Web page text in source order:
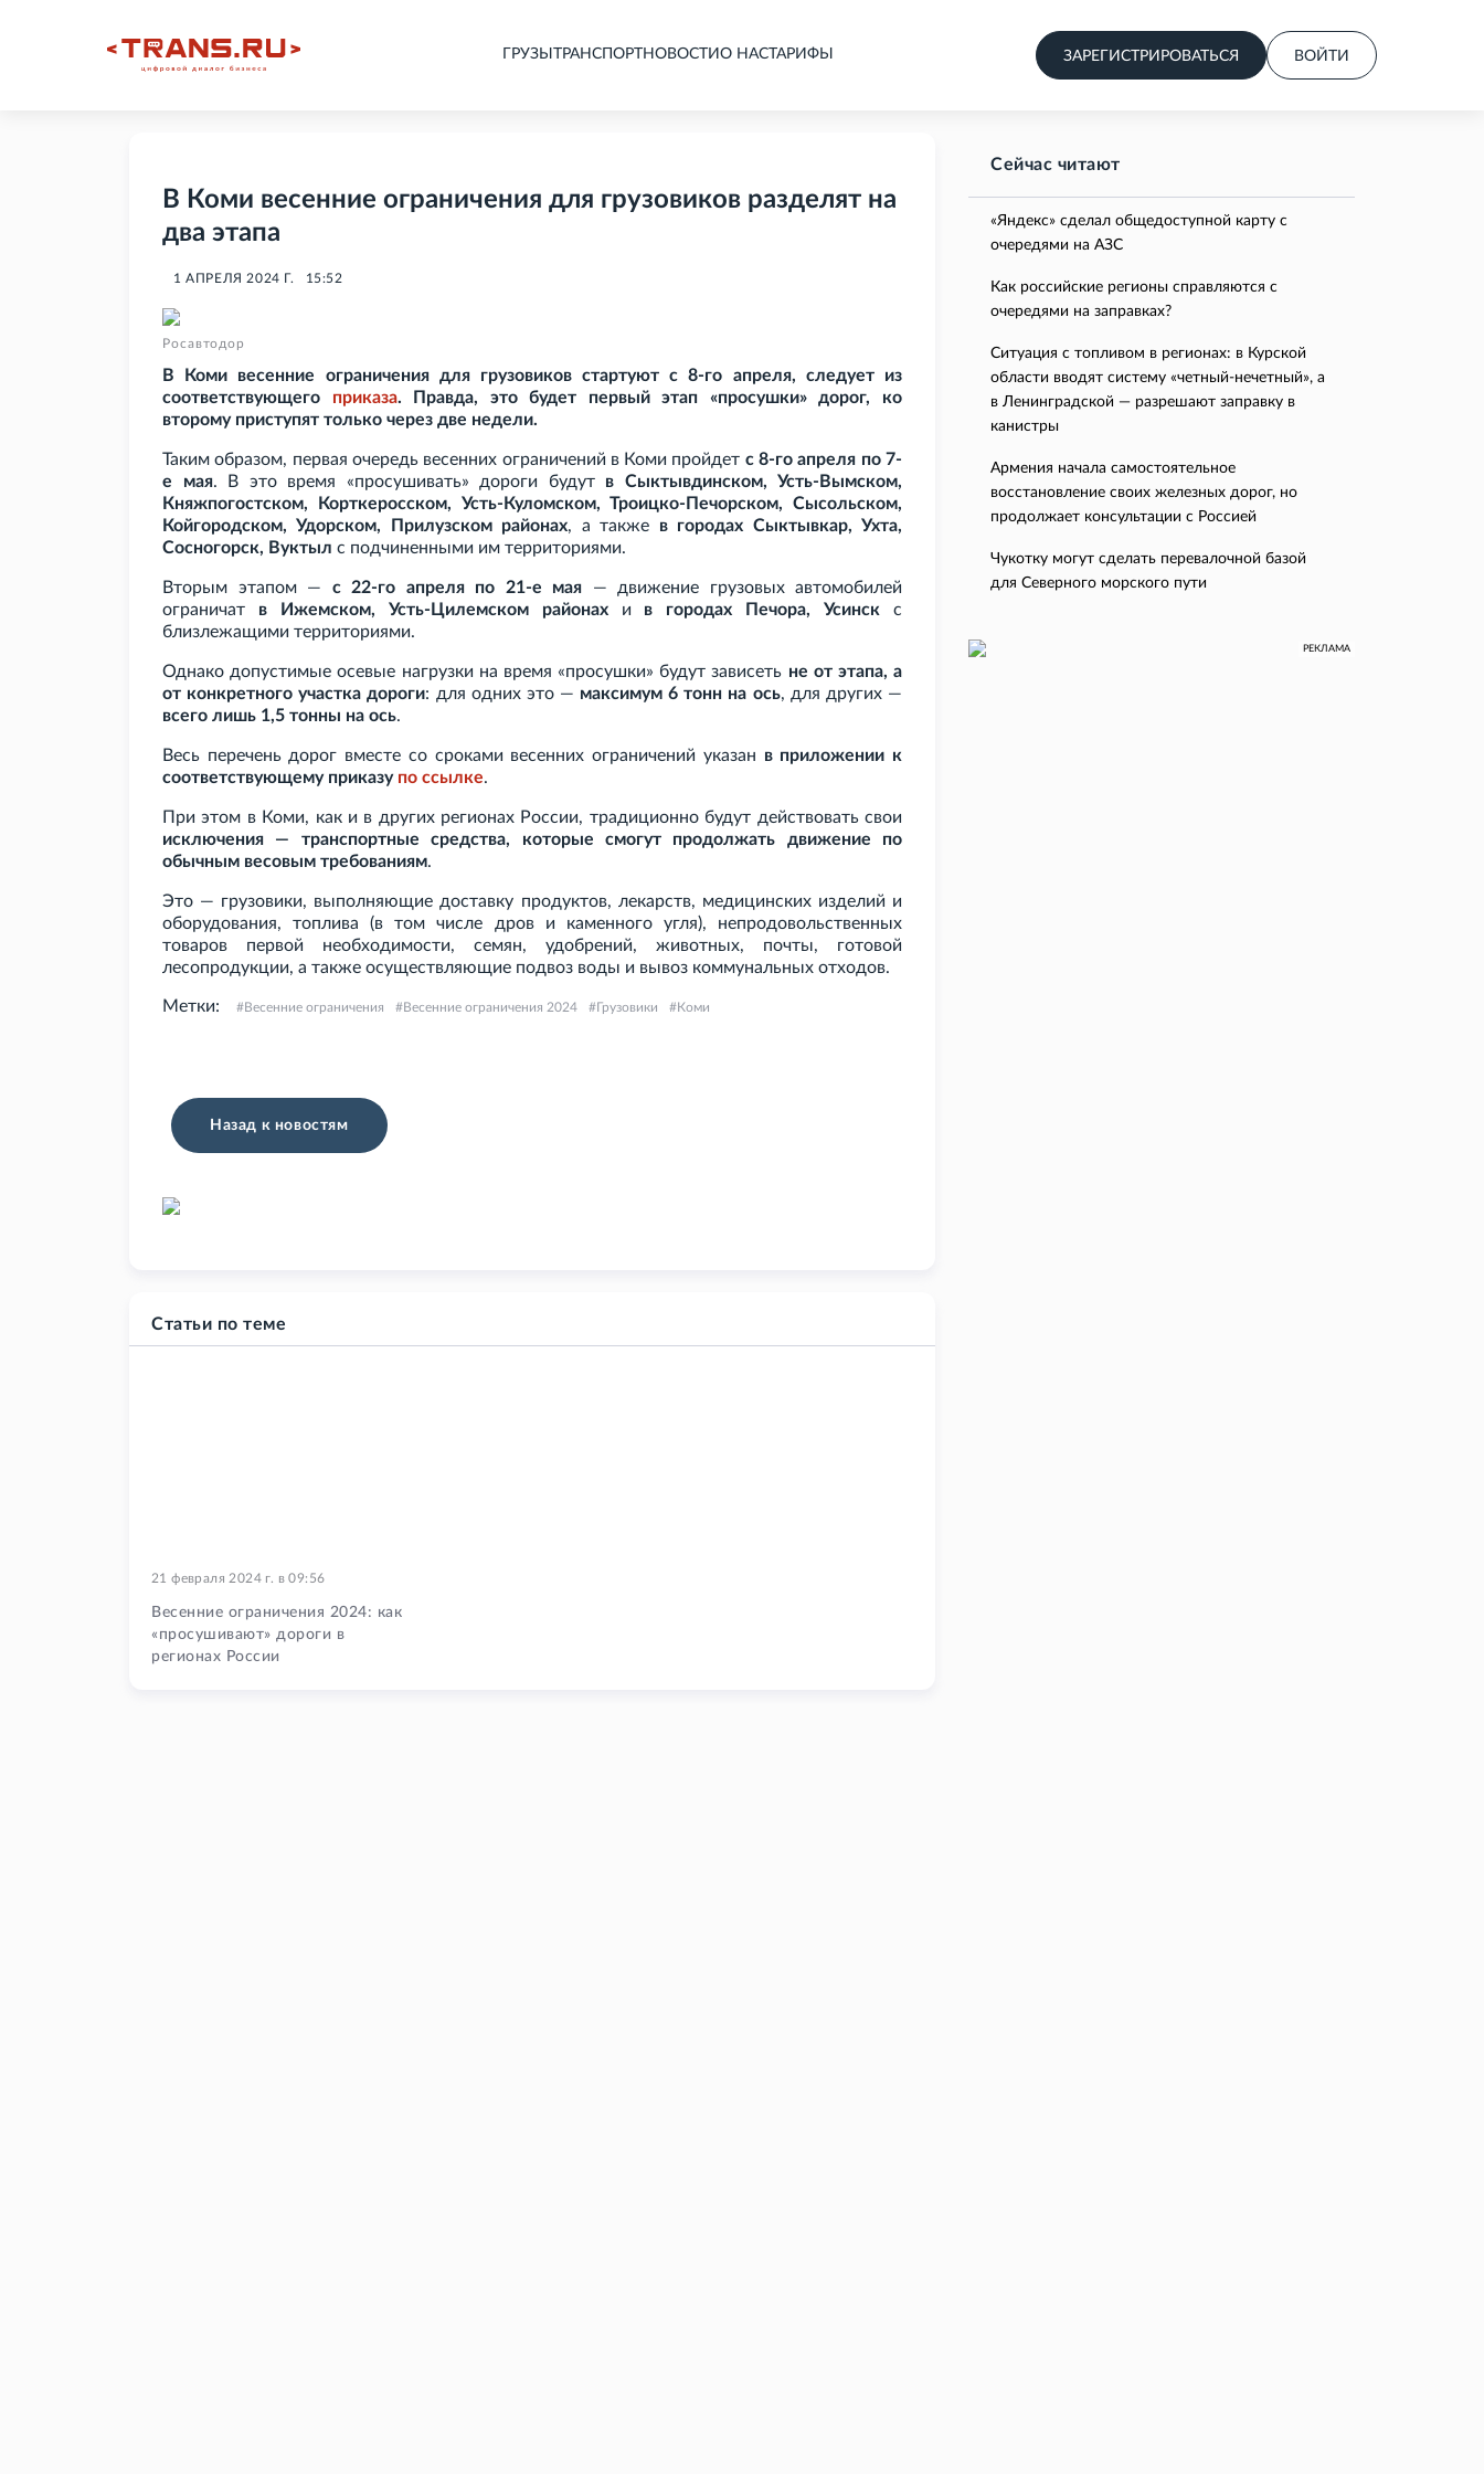
ГРУЗЫ ТРАНСПОРТНОВОСТИ О НАСТАРИФЫ ЗАРЕГИСТРИРОВАТЬСЯ ВОЙТИ
В Коми весенние ограничения для грузовиков разделят на
два этапа
1 АПРЕЛЯ 2024 Г. 15:52
Росавтодор
В Коми весенние ограничения для грузовиков стартуют с 8-го апреля, следует из
соответствующего приказа. Правда, это будет первый этап «просушки» дорог, ко
второму приступят только через две недели.
Таким образом, первая очередь весенних ограничений в Коми пройдет с 8-го апреля по 7-
е мая. В это время «просушивать» дороги будут в Сыктывдинском, Усть-Вымском,
Княжпогостском, Корткеросском, Усть-Куломском, Троицко-Печорском, Сысольском,
Койгородском, Удорском, Прилузском районах, а также в городах Сыктывкар, Ухта,
Сосногорск, Вуктыл с подчиненными им территориями.
Вторым этапом — с 22-го апреля по 21-е мая — движение грузовых автомобилей
ограничат в Ижемском, Усть-Цилемском районахи в городах Печора, Усинск с
близлежащими территориями.
Однако допустимые осевые нагрузки на время «просушки» будут зависеть не от этапа, а
от конкретного участка дороги: для одних это — максимум 6 тонн на ось, для других —
всего лишь 1,5 тонны на ось.
Весь перечень дорог вместе со сроками весенних ограничений указан в приложении к
соответствующему приказу по ссылке.
При этом в Коми, как и в других регионах России, традиционно будут действовать свои
исключения — транспортные средства, которые смогут продолжать движение по
обычным весовым требованиям.
Это — грузовики, выполняющие доставку продуктов, лекарств, медицинских изделий и
оборудования, топлива (в том числе дров и каменного угля), непродовольственных
товаров первой необходимости, семян, удобрений, животных, почты, готовой
лесопродукции, а также осуществляющие подвоз воды и вывоз коммунальных отходов.
Метки: Весенние ограничения Весенние ограничения 2024 Грузовики Коми
Назад к новостям
Статьи по теме
21 февраля 2024 г. в09:56
Весенние ограничения 2024: как
«просушивают» дороги в
регионах России
Сейчас читают
«Яндекс» сделал общедоступной карту с
очередями на АЗС
Как российские регионы справляются с
очередями на заправках?
Ситуация с топливом в регионах: в Курской
области вводят систему «четный-нечетный», а
в Ленинградской — разрешают заправку в
канистры
Армения начала самостоятельное
восстановление своих железных дорог, но
продолжает консультации с Россией
Чукотку могут сделать перевалочной базой
для Северного морского пути
РЕКЛАМА